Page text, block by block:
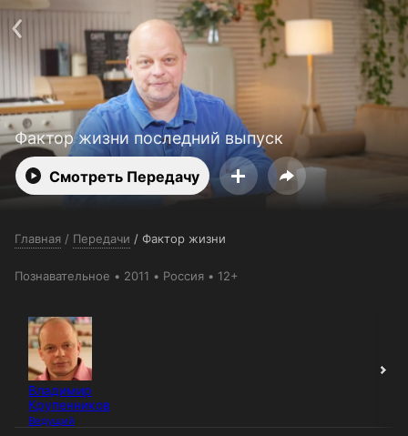
Фактор жизни последний выпуск
Смотреть Передачу
Главная / Передачи / Фактор жизни
Познавательное 2011 Россия 12+
Владимир
Крупенников
Ведущий
Поддержка:
О сервисе
Пользовательское соглашение
Политика конфиденциальности
Для партнёров
Открыть приложение
Ввести промокод
Установить на ТВ
Бесплатные каналы Контакты